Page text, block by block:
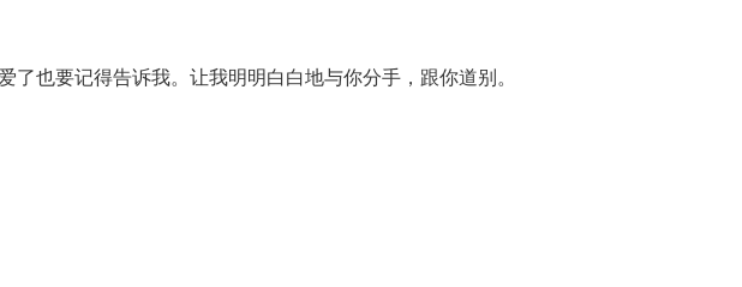
了也要记得告诉我。让我明明白白地与你分手，跟你道别。